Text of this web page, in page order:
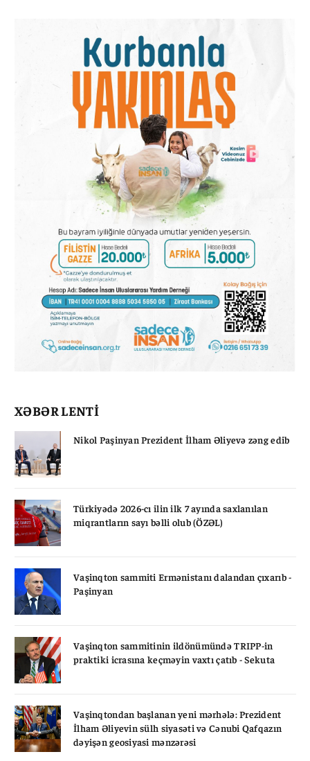
XƏBƏR LENTİ
Nikol Paşinyan Prezident İlham Əliyevə zəng edib
Türkiyədə 2026-cı ilin ilk 7 ayında saxlanılan
miqrantların sayı bəlli olub (ÖZƏL)
Vaşinqton sammiti Ermənistanı dalandan çıxarıb -
Paşinyan
Vaşinqton sammitinin ildönümündə TRIPP-in
praktiki icrasına keçməyin vaxtı çatıb - Sekuta
Vaşinqtondan başlanan yeni mərhələ: Prezident
İlham Əliyevin sülh siyasəti və Cənubi Qafqazın
dəyişən geosiyasi mənzərəsi